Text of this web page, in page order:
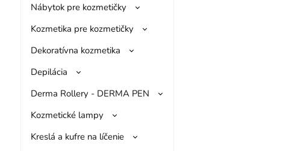
Nábytok pre kozmetičky
Kozmetika pre kozmetičky
Dekoratívna kozmetika
Depilácia
Derma Rollery - DERMA PEN
Kozmetické lampy
Kreslá a kufre na líčenie